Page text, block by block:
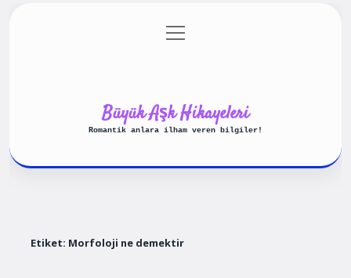
Gizlilik Politikası
menüyü
aç
Büyük Aşk Hikayeleri
Romantik anlara ilham veren bilgiler!
Etiket: Morfoloji ne demektir